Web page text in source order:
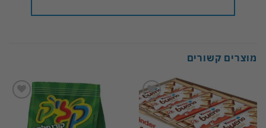
מוצרים קשורים
Add to
wishlist
wishlist